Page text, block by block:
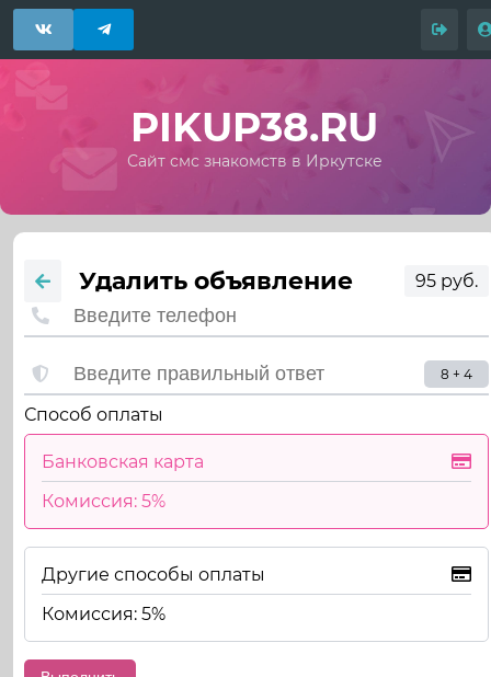
PIKUP38.RU
Сайт смс знакомств в Иркутске
Удалить объявление 95 руб.
8 + 4
Способ оплаты
Банковская карта
Комиссия: 5%
Другие способы оплаты
Комиссия: 5%